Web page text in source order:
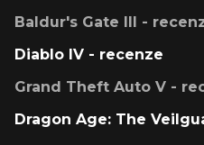
Baldur's Gate III -
Diablo IV - recenze
Grand Theft Auto V -
Dragon Age: The